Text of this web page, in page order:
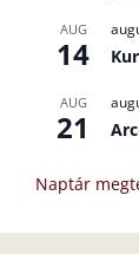
AUG
14
AUG
21
Naptár